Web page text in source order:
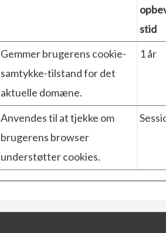
stid
Gemmer brugerens cookie-
samtykke-tilstand for det
aktuelle domæne.
1 år
Anvendes til at tjekke om
brugerens browser
understøtter cookies.